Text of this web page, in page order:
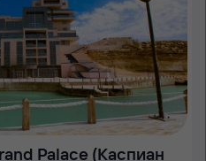
Palace (Каспиан